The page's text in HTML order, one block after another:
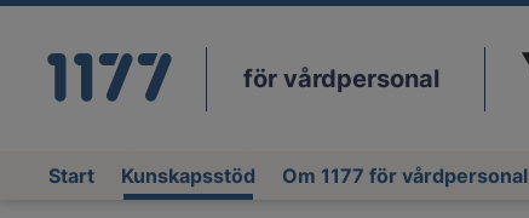
för vårdpersonal
Start Kunskapsstöd Om 1177 för vårdpersonal